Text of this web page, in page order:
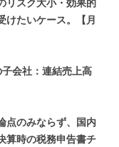
リスク大小・効果的
けたいケース。【月
子会社：連結売上高
点のみならず、国内
算時の税務申告書チ